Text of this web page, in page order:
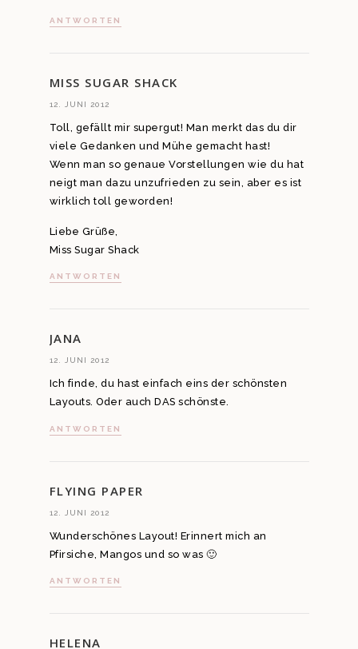
ANTWORTEN
MISS SUGAR SHACK
12. JUNI 2012
Toll, gefällt mir supergut! Man merkt das du dir
viele Gedanken und Mühe gemacht hast!
Wenn man so genaue Vorstellungen wie du hat
neigt man dazu unzufrieden zu sein, aber es ist
wirklich toll geworden!
Liebe Grüße,
Miss Sugar Shack
ANTWORTEN
JANA
12. JUNI 2012
Ich finde, du hast einfach eins der schönsten
Layouts. Oder auch DAS schönste.
ANTWORTEN
FLYING PAPER
12. JUNI 2012
Wunderschönes Layout! Erinnert mich an
Pfirsiche, Mangos und so was 🙂
ANTWORTEN
HELENA